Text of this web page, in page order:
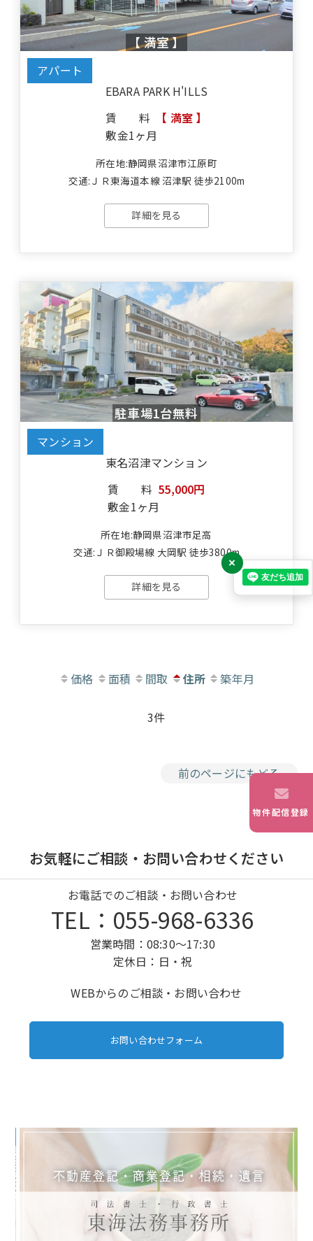
【 満室 】
アパート
EBARA PARK H'ILLS
賃料
【 満室 】
敷金1ヶ月
所在地:静岡県沼津市江原町
交通:ＪＲ東海道本線 沼津駅 徒歩2100m
詳細を見る
駐車場1台無料
マンション
東名沼津マンション
賃料 55,000円
敷金1ヶ月
所在地:静岡県沼津市足高
交通:ＪＲ御殿場線 大岡駅 徒歩3800m
詳細を見る
価格 面積 間取 住所 築年月
3件
前のページにもどる
お気軽にご相談・お問い合わせください
お電話でのご相談・お問い合わせ
TEL：055-968-6336
営業時間：08:30～17:30
定休日：日・祝
WEBからのご相談・お問い合わせ
お問い合わせフォーム
物件配信登録
×